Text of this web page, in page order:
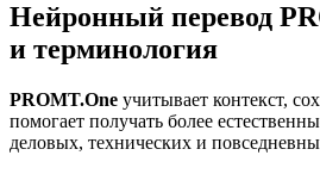
Нейронный перевод
и терминология
PROMT.One учитывает контекст,
помогает получать более
деловых, технических и